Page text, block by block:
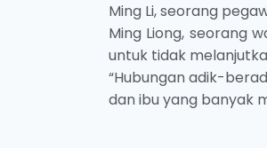
Ming Li, seorang
Ming Liong, seorang
untuk tidak
“Hubungan adik-
dan ibu yang banyak